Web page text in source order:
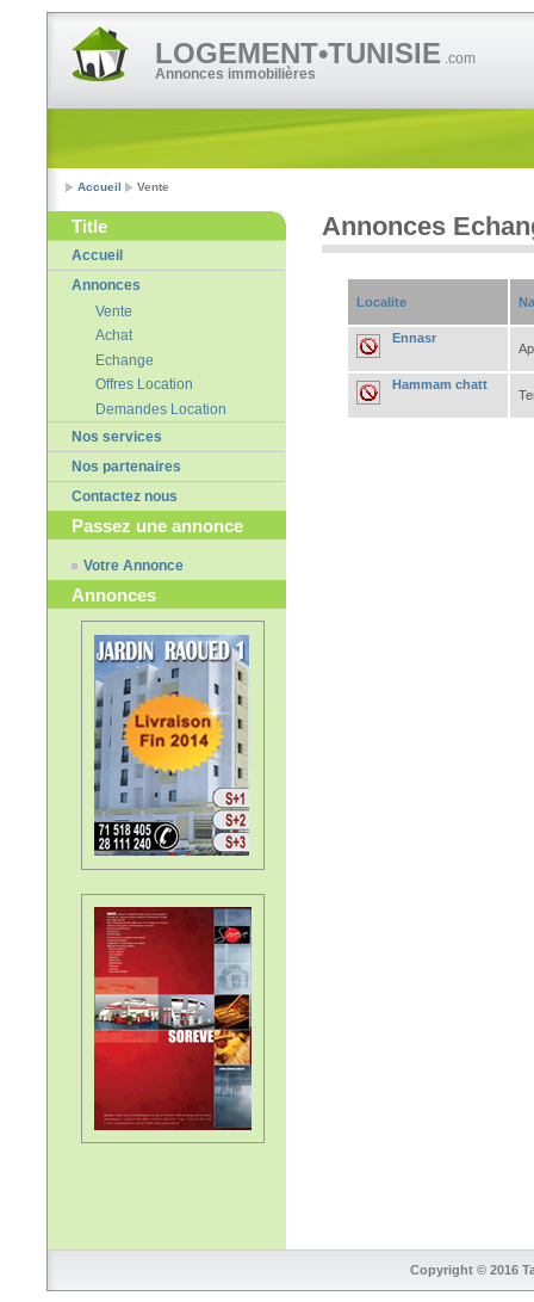
LOGEMENT•TUNISIE .com
Annonces immobilières
Accueil Vente
Title
Accueil
Annonces
Vente
Achat
Echange
Offres Location
Demandes Location
Nos services
Nos partenaires
Contactez nous
Passez une annonce
Votre Annonce
Annonces
Annonces
Localite
Ennasr
Hammam chatt
Copyright © 2016